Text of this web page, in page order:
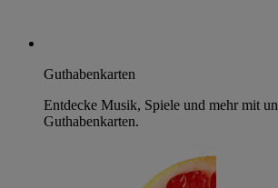
Guthabenkarten
Entdecke Musik, Spiele und mehr mit
Guthabenkarten.